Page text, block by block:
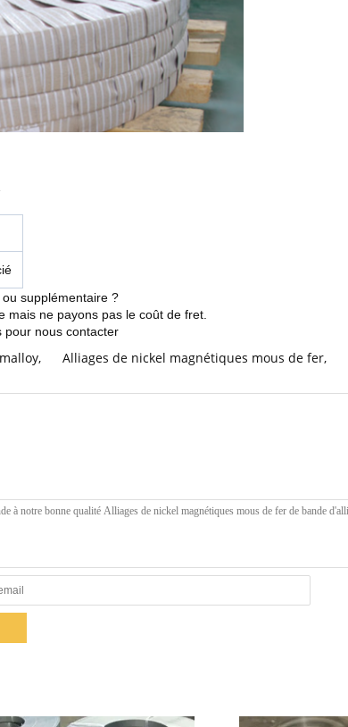
supplémentaire ?
ne payons pas le coût de fret.
pour nous contacter
, Alliages de nickel magnétiques mous de fer,